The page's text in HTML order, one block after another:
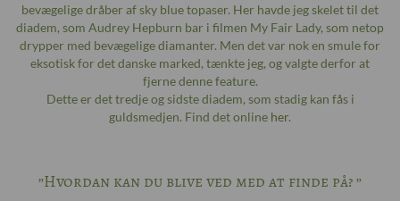
bevægelige dråber af sky blue topaser. Her havde jeg skelet til det
diadem, som Audrey Hepburn bar i filmen My Fair Lady, som netop
drypper med bevægelige diamanter. Men det var nok en smule for
eksotisk for det danske marked, tænkte jeg, og valgte derfor at
fjerne denne feature.
Dette er det tredje og sidste diadem, som stadig kan fås i
guldsmedjen. Find det online her.
”Hvordan kan du blive ved med at finde på? ”